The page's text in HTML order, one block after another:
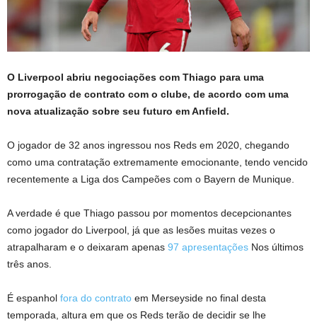
O Liverpool abriu negociações com Thiago para uma
prorrogação de contrato com o clube, de acordo com uma
nova atualização sobre seu futuro em Anfield.
O jogador de 32 anos ingressou nos Reds em 2020, chegando
como uma contratação extremamente emocionante, tendo vencido
recentemente a Liga dos Campeões com o Bayern de Munique.
A verdade é que Thiago passou por momentos decepcionantes
como jogador do Liverpool, já que as lesões muitas vezes o
atrapalharam e o deixaram apenas 97 apresentações Nos últimos
três anos.
É espanhol fora do contrato em Merseyside no final desta
temporada, altura em que os Reds terão de decidir se lhe